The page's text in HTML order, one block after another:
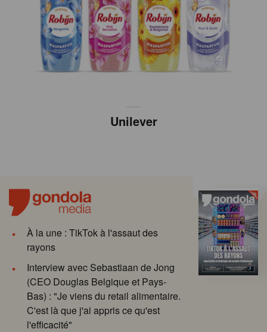
Unilever
À la une : TikTok à l'assaut des
rayons
Interview avec Sebastiaan de Jong
(CEO Douglas Belgique et Pays-
Bas) : "Je viens du retail alimentaire.
C'est là que j'ai appris ce qu'est
l'efficacité"